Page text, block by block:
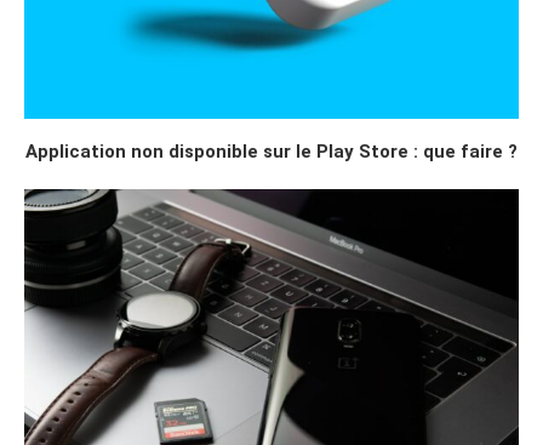
Application non disponible sur le Play Store : que faire ?